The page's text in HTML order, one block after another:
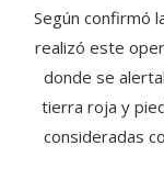
Según confirmó
realizó este
donde se
tierra roja y
consideradas